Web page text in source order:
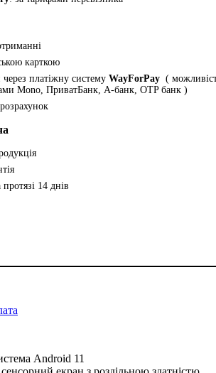
карткою
платіжну систему WayForPay (
Mono, ПриватБанк, А-банк, OTP банк )
14 днів
Android 11